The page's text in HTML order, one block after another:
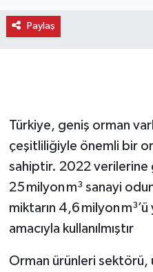
Paylaş
Türkiye, geniş orman
çeşitliliğiyle önemli bir
sahiptir. 2022 verilerine
25 milyon m³ sanayi
miktarın 4,6 milyon
amacıyla kullanılmıştır
Orman ürünleri sektörü,